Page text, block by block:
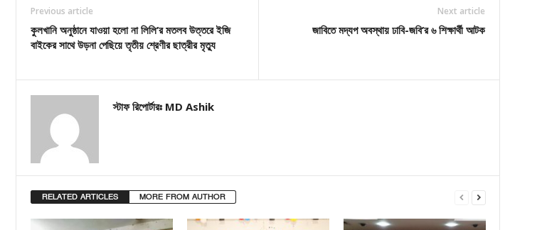
Previous article
কুলখানি অনুষ্ঠানে যাওয়া হলো না লিলি’র মতলব উত্তরে ইজি
বাইকের সাথে উড়না পেছিয়ে তৃতীয় শ্রেণীর ছাত্রীর মৃত্যু
Next article
জাবিতে মদ্যপ অবস্থায় ঢাবি-জবি’র ৬ শিক্ষার্থী আটক
স্টাফ রিপোর্টারঃ MD Ashik
RELATED ARTICLES MORE FROM AUTHOR